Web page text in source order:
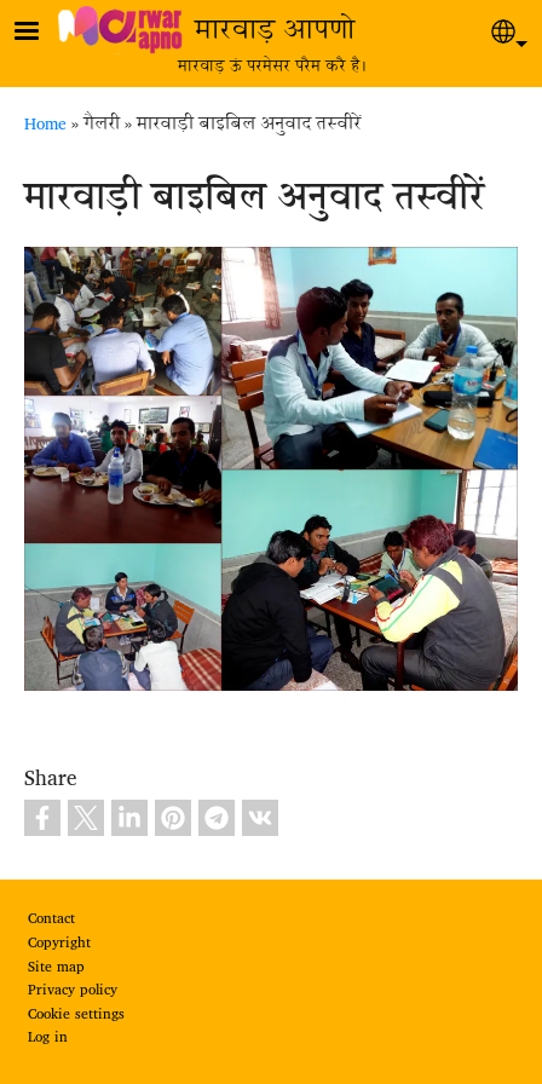
Skip to main contentमारवाड़ आपणो
मारवाड़ ऊं परमेसर परैम करै है।
Breadcrumb
Home गैलरी मारवाड़ी बाइबिल अनुवाद तस्वीरें
मारवाड़ी बाइबिल अनुवाद तस्वीरें
Share
Footer
Contact
Copyright
Site map
Privacy policy
Cookie settings
Log in